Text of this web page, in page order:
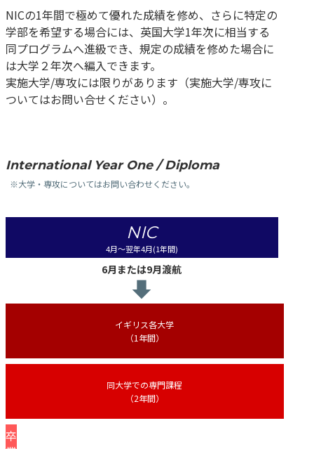
NICの1年間で極めて優れた成績を修め、さらに特定の
学部を希望する場合には、英国大学1年次に相当する
同プログラムへ進級でき、規定の成績を修めた場合に
は大学２年次へ編入できます。
実施大学/専攻には限りがあります（実施大学/専攻に
ついてはお問い合せください）。
International Year One / Diploma
※大学・専攻についてはお問い合わせください。
NIC
4月〜翌年4月(1年間)
6月または9月渡航
イギリス各大学
（1年間）
同大学での専門課程
（2年間）
卒